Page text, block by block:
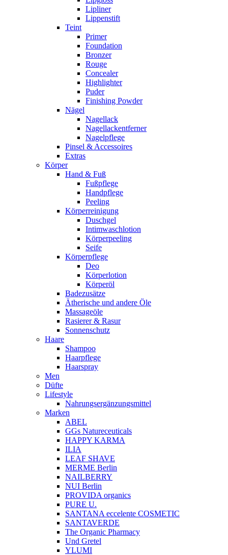
Lipliner
Lippenstift
Teint
Primer
Foundation
Bronzer
Rouge
Concealer
Highlighter
Puder
Finishing Powder
Nägel
Nagellack
Nagellackentferner
Nagelpflege
Pinsel & Accessoires
Extras
Körper
Hand & Fuß
Fußpflege
Handpflege
Peeling
Körperreinigung
Duschgel
Intimwaschlotion
Körperpeeling
Seife
Körperpflege
Deo
Körperlotion
Körperöl
Badezusätze
Ätherische und andere Öle
Massageöle
Rasierer & Rasur
Sonnenschutz
Haare
Shampoo
Haarpflege
Haarspray
Men
Düfte
Lifestyle
Nahrungsergänzungsmittel
Marken
ABEL
GGs Natureceuticals
HAPPY KARMA
ILIA
LEAF SHAVE
MERME Berlin
NAILBERRY
NUI Berlin
PROVIDA organics
PURE U.
SANTANA eccelente COSMETIC
SANTAVERDE
The Organic Pharmacy
Und Gretel
YLUMI